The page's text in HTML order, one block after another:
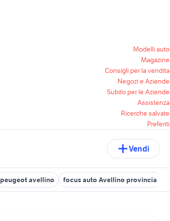
Modelli auto
Magazine
Consigli per la vendita
Negozi e Aziende
Subito per le Aziende
Assistenza
Ricerche salvate
Preferiti
Vendi
peugeot avellino focus auto Avellino provincia